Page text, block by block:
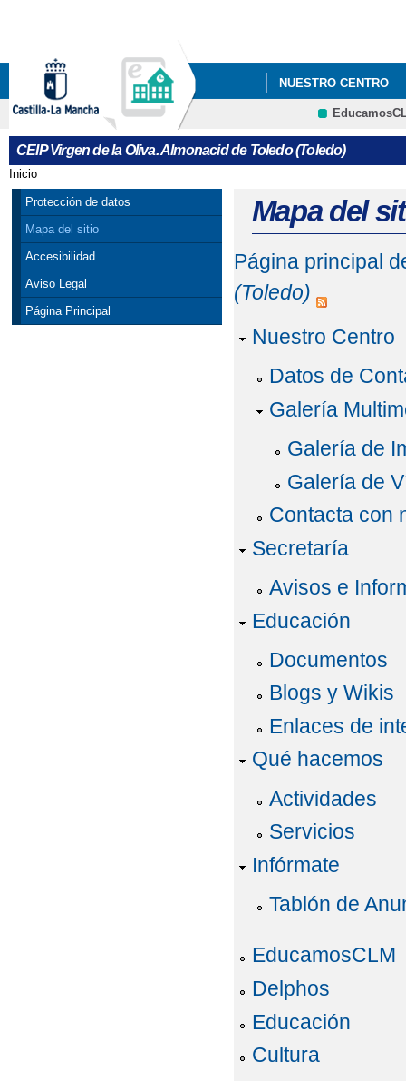
NUESTRO CENTRO
CRFP
CEIP Virgen de la Oliva. Almonacid de Toledo (Toledo)
Se encuentra usted aquí
Inicio
Protección de datos
Mapa del sitio
Accesibilidad
Aviso Legal
Página Principal
Mapa del
Página principal
(Toledo)
Nuestro Centro
Datos de
Galería
Galería de
Galería de
Contacta con
Secretaría
Avisos e
Educación
Documentos
Blogs y Wikis
Enlaces de
Qué hacemos
Actividades
Servicios
Infórmate
Tablón de
EducamosCLM
Delphos
Educación
Cultura